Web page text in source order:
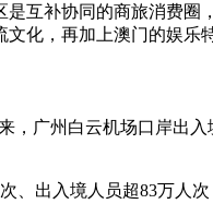
互补协同的商旅消费
化，再加上澳门的娱乐
，广州白云机场口岸出
、出入境人员超83万人